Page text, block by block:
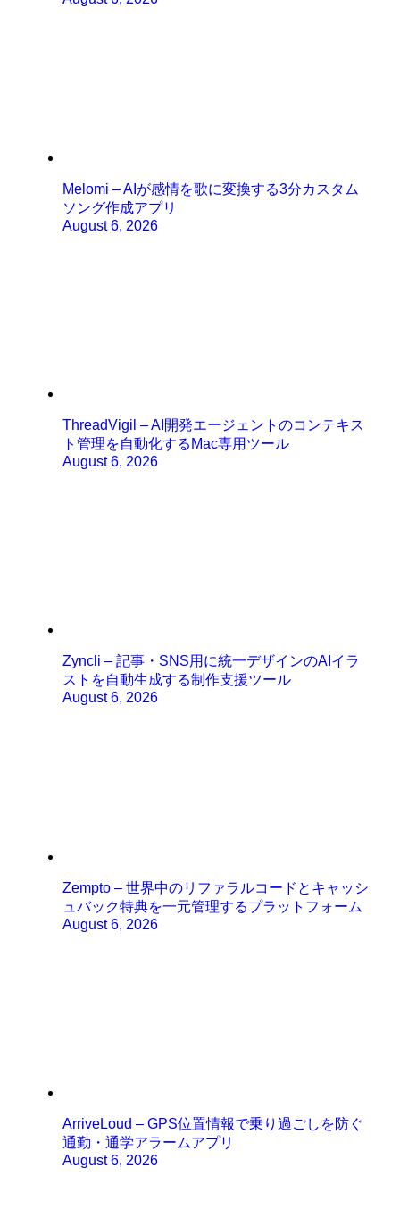
Melomi – AIが感情を歌に変換する3分カスタム
ソング作成アプリ
August 6, 2026
ThreadVigil – AI開発エージェントのコンテキス
ト管理を自動化するMac専用ツール
August 6, 2026
Zyncli – 記事・SNS用に統一デザインのAIイラ
ストを自動生成する制作支援ツール
August 6, 2026
Zempto – 世界中のリファラルコードとキャッシ
ュバック特典を一元管理するプラットフォーム
August 6, 2026
ArriveLoud – GPS位置情報で乗り過ごしを防ぐ
通勤・通学アラームアプリ
August 6, 2026